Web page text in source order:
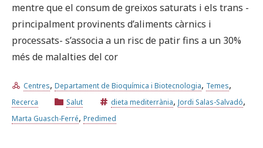
mentre que el consum de greixos saturats i els trans -
principalment provinents d’aliments càrnics i
processats- s’associa a un risc de patir fins a un 30%
més de malalties del cor
Centres, Departament de Bioquímica i Biotecnologia, Temes,
Recerca Salut dieta mediterrània, Jordi Salas-Salvadó,
Marta Guasch-Ferré, Predimed